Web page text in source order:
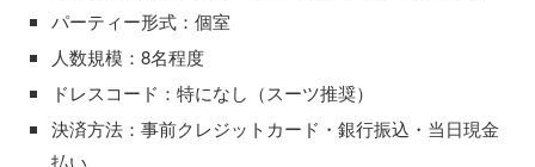
パーティー形式：個室
人数規模：8名程度
ドレスコード：特になし（スーツ推奨）
決済方法：事前クレジットカード・銀行振込・当日現金
払い